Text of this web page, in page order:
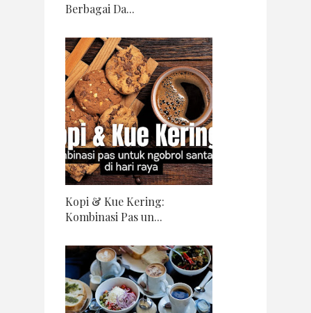
Berbagai Da...
Kopi & Kue Kering:
Kombinasi Pas un...